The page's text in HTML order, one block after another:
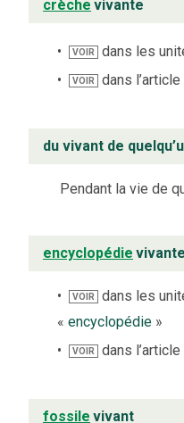
crèche vivante
VOIR dans les
VOIR dans
du vivant de
Pendant la vie de
encyclopédie vivante
VOIR
dans les
« encyclopédie »
VOIR dans
fossile vivant